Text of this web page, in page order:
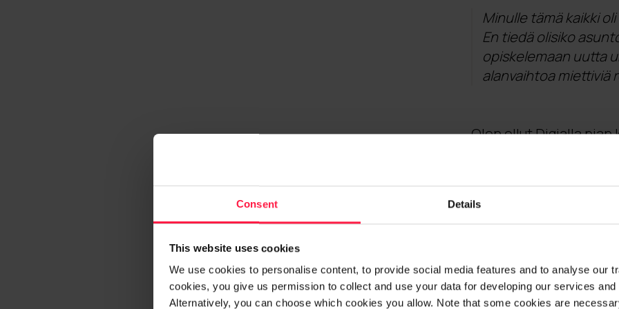
Consent Details
This website uses cookies
We use cookies to personalise content, to provide social media features and to analyse our
cookies, you give us permission to collect and use your data for developing our services
Alternatively, you can choose which cookies you allow. Note that some cookies are
Minulle tämä kaikki
En tiedä olisiko
opiskelemaan uutta
alanvaihtoa miettiviä
Olen ollut Digialla pian
koulusta Career
järjestämä Career
jännitti, tietysti, mutta
Career Compassissa
jalkauduttiin
oli mielenkiintoista ja
kanssa ottaa asioita
eteni tosi ripeästi ja